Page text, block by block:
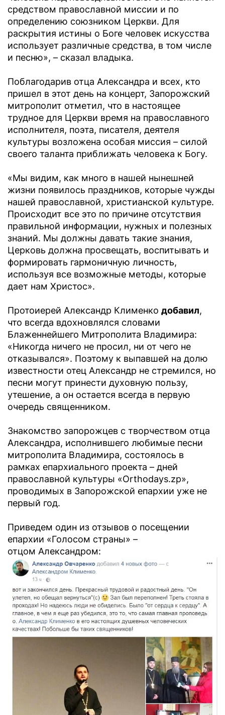
средством православной миссии и по
определению союзником Церкви. Для
раскрытия истины о Боге человек искусства
использует различные средства, в том числе
и песню», – сказал владыка.
Поблагодарив отца Александра и всех, кто
пришел в этот день на концерт, Запорожский
митрополит отметил, что в настоящее
трудное для Церкви время на православного
исполнителя, поэта, писателя, деятеля
культуры возложена особая миссия – силой
своего таланта приближать человека к Богу.
«Мы видим, как много в нашей нынешней
жизни появилось праздников, которые чужды
нашей православной, христианской культуре.
Происходит все это по причине отсутствия
правильной информации, нужных и полезных
знаний. Мы должны давать такие знания,
Церковь должна просвещать, воспитывать и
формировать гармоничную личность,
используя все возможные методы, которые
дает нам Христос».
Протоиерей Александр Клименко добавил,
что всегда вдохновлялся словами
Блаженнейшего Митрополита Владимира:
«Никогда ничего не просил, ни от чего не
отказывался». Поэтому к выпавшей на долю
известности отец Александр не стремился, но
песни могут принести духовную пользу,
утешение, а он остается всегда в первую
очередь священником.
Знакомство запорожцев с творчеством отца
Александра, исполнившего любимые песни
митрополита Владимира, состоялось в
рамках епархиального проекта – дней
православной культуры «Оrthodays.zp»,
проводимых в Запорожской епархии уже не
первый год.
Приведем один из отзывов о посещении
епархии «Голосом страны» –
отцом Александром: